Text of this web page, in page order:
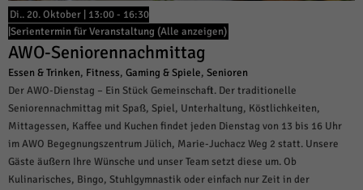
Di.. 20. Oktober | 13:00- 16:30
Serientermin für Veranstaltung (Alle anzeigen)
AWO-Seniorennachmittag
Essen & Trinken, Fitness, Gaming & Spiele, Senioren
Der AWO-Dienstag – Ein Stück Gemeinschaft. Der traditionelle
Seniorennachmittag mit Spaß, Spiel, Unterhaltung, Köstlichkeiten,
Mittagessen, Kaffee und Kuchen findet jeden Dienstag von 13 bis 16 Uhr
im AWO Begegnungszentrum Jülich, Marie-Juchacz Weg 2 statt. Unsere
Gäste äußern Ihre Wünsche und unser Team setzt diese um. Ob
Kulinarisches, Bingo, Stuhlgymnastik oder einfach nur Zeit in der